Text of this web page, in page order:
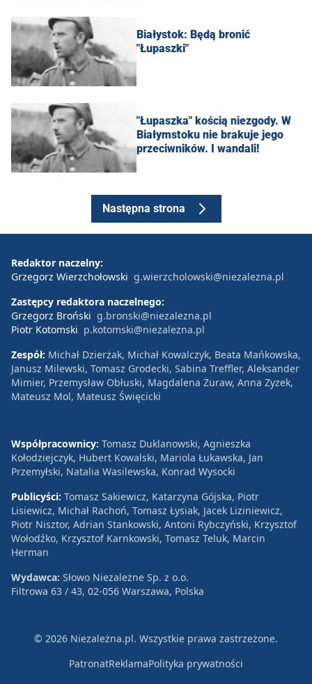
Białystok: Będą bronić
"Łupaszki"
"Łupaszka" kością niezgody. W
Białymstoku nie brakuje jego
przeciwników. I wandali!
Następna strona
Redaktor naczelny:
Grzegorz Wierzchołowski g.wierzcholowski@niezalezna.pl
Zastępcy redaktora naczelnego:
Grzegorz Broński g.bronski@niezalezna.pl
Piotr Kotomski p.kotomski@niezalezna.pl
Zespół: Michał Dzierżak, Michał Kowalczyk, Beata Mańkowska,
Janusz Milewski, Tomasz Grodecki, Sabina Treffler, Aleksander
Mimier, Przemysław Obłuski, Magdalena Żuraw, Anna Zyzek,
Mateusz Mol, Mateusz Święcicki
Współpracownicy: Tomasz Duklanowski, Agnieszka
Kołodziejczyk, Hubert Kowalski, Mariola Łukawska, Jan
Przemyłski, Natalia Wasilewska, Konrad Wysocki
Publicyści: Tomasz Sakiewicz, Katarzyna Gójska, Piotr
Lisiewicz, Michał Rachoń, Tomasz Łysiak, Jacek Liziniewicz,
Piotr Nisztor, Adrian Stankowski, Antoni Rybczyński, Krzysztof
Wołodźko, Krzysztof Karnkowski, Tomasz Teluk, Marcin
Herman
Wydawca: Słowo Niezależne Sp. z o.o.
Filtrowa 63 / 43, 02-056 Warszawa, Polska
© 2026 Niezależna.pl. Wszystkie prawa zastrzeżone.
PatronatReklamaPolityka prywatności